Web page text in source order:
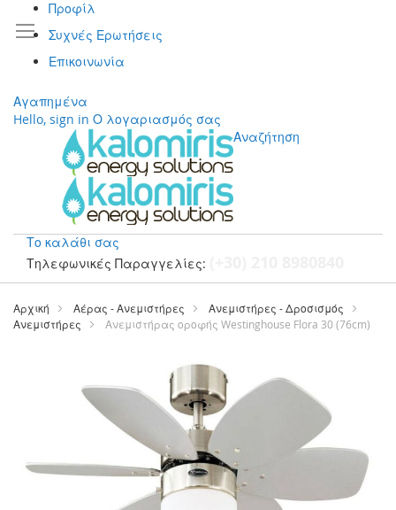
Προφίλ
Συχνές Ερωτήσεις
Επικοινωνία
Αγαπημένα
Hello, sign in Ο λογαριασμός σας
Αναζήτηση
Το καλάθι σας
Τηλεφωνικές Παραγγελίες:
Μετάβαση
περιεχόμενο
Αρχική Αέρας - Ανεμιστήρες
Ανεμιστήρες - Δροσισμός
Ανεμιστήρες
Ανεμιστήρας οροφής Westinghouse Flora 30 (76cm)